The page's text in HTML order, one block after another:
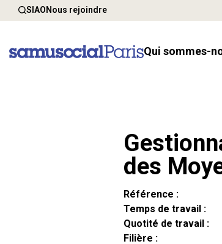
SIAONous rejoindre
Qui sommes-
des
Référence :
Temps de travail :
Quotité de travail :
Filière :